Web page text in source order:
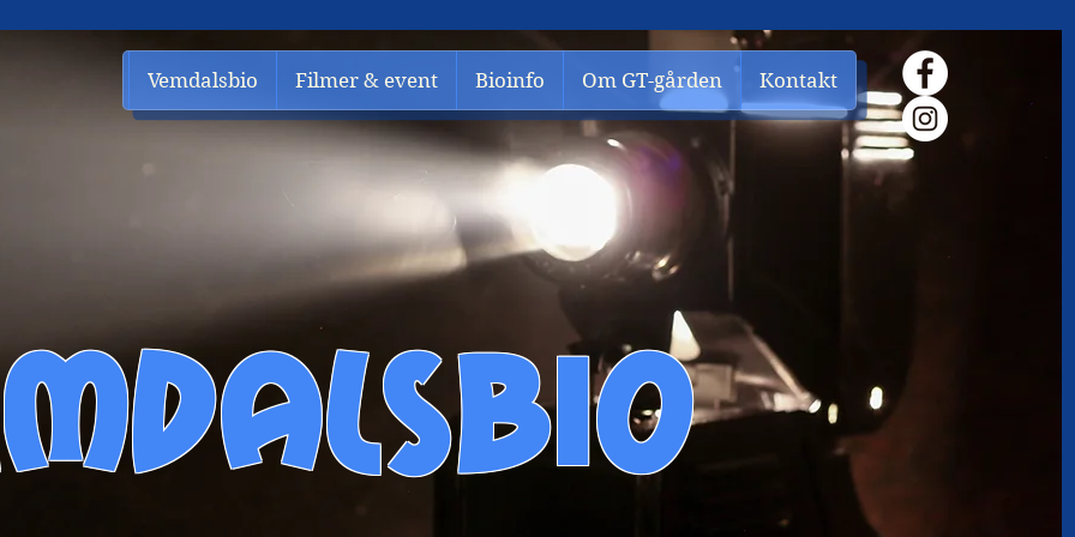
Vemdalsbio Filmer & event Bioinfo Om GT-gården Kontakt